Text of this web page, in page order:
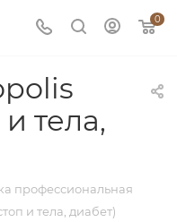
0
тела,
профессиональная
и тела, диабет)